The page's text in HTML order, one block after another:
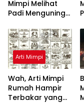
Mimpi Melihat
Padi Menguning
Diketahui
Arti Mimpi
Wah, Arti Mimpi
Rumah Hampir
Terbakar yang